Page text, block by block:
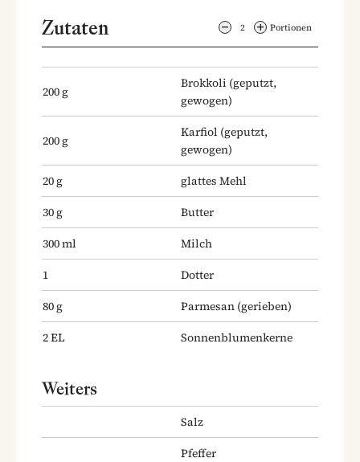
Zutaten 2 Portionen
200g
Brokkoli (geputzt,
gewogen)
200g
Karfiol (geputzt,
gewogen)
20g
glattes Mehl
30g
Butter
300ml
Milch
1
Dotter
80g Parmesan (gerieben)
2EL Sonnenblumenkerne
Weiters
Salz
Pfeffer